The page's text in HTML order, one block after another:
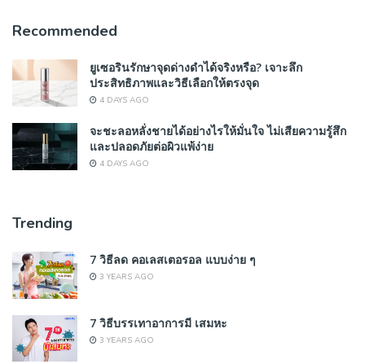
Recommended
ยูเซอรินรักษาจุดด่างดำได้จริงหรือ? เจาะลึก
ประสิทธิภาพและวิธีเลือกให้ตรงจุด
4 DAYS AGO
จะชะลอหลั่งชายได้อย่างไรให้มั่นใจ ไม่เสียความรู้สึก
และปลอดภัยต่อผิวแพ้ง่าย
4 DAYS AGO
Trending
7 วิธีลด คอเลสเตอรอล แบบง่าย ๆ
3 YEARS AGO
7 วิธีบรรเทาอาการมี เสมหะ
3 YEARS AGO